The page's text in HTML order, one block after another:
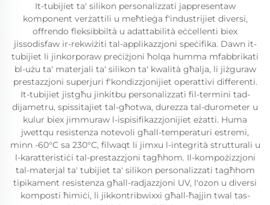
It-tubijiet ta' silikon personalizzati jappresentaw
komponent verżattili u meħtieġa f'industrijiet diversi,
offrendo fleksibbiltà u adattabilità eċċellenti biex
jissodisfaw ir-rekwiżiti tal-applikazzjoni speċifika. Dawn it-
tubijiet li jinkorporaw preċiżjoni ħolqa humma mfabbrikati
bl-użu ta' materjali ta' silikon ta' kwalità għalja, li jiżguraw
prestazzjoni superjuri f'kondizzjonijiet operattivi differenti.
It-tubijiet jistgħu jinkitbu personalizzati fil-termini tad-
dijametru, spissitajiet tal-għotwa, durezza tal-durometer u
kulur biex jimmuraw l-ispisifikazzjonijiet eżatti. Huma
jwettqu resistenza notevoli għall-temperaturi estremi,
minn -60°C sa 230°C, filwaqt li jimxu l-integrità strutturali u
l-karatteristiċi tal-prestazzjoni tagħhom. Il-kompożizzjoni
tal-materjal ta' tubijiet ta' silikon personalizzati tagħhom
tipikament resistenza għall-radjazzjoni UV, l'ozon u diversi
komposti ħimiċi, li jikkontribwixxi għall-ħajjin twal tas-